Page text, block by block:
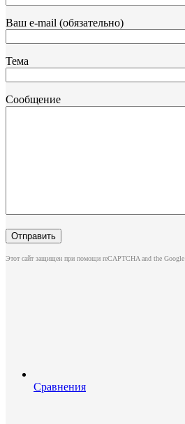
Ваш e-mail (обязательно)
Тема
Сообщение
Этот сайт защищен при помощи reCAPTCHA and the Google
Сравнения